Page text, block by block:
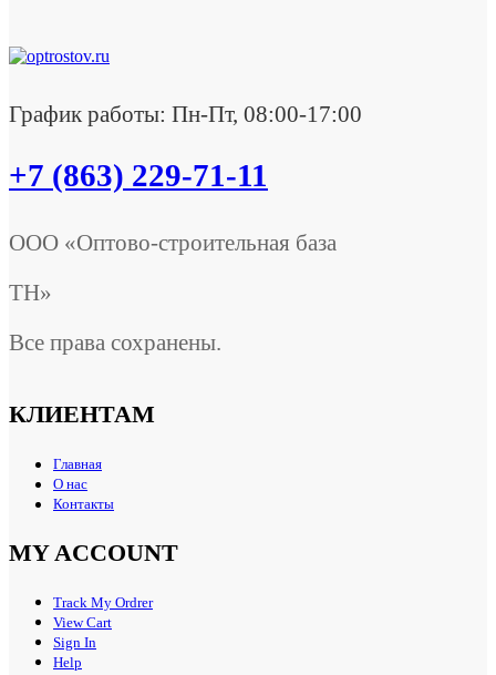
График работы: Пн-Пт, 08:00-17:00
+7 (863) 229-71-11
ООО «Оптово-строительная база
ТН»
Все права сохранены.
КЛИЕНТАМ
Главная
О нас
Контакты
MY ACCOUNT
Track My Ordrer
View Cart
Sign In
Help